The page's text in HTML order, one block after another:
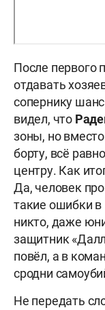
После первого
отдавать
сопернику
видел, что
зоны, но
борту, всё
центру. Как
Да, человек
такие ошибки
никто, даже
защитник
повёл, а в
сродни
Не передать